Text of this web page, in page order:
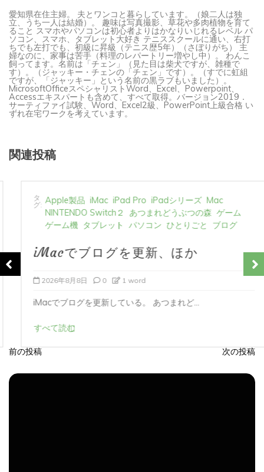
愛知県在住主婦。 夫とワンコと暮らしています。（娘二人は独
立、うち一人は結婚）。 趣味は写真撮影、草花や多肉植物を育て
ること スマホやパソコンは初心者よりはかなりいじれるレベル パ
ソコン、スマホ、タブレット大好き テニススクールに通い、右打
ちでも左打でも、初級に昇級（テニス歴5年）（さぼりがち） 主
婦なのに、家事は苦手（料理のレパートリー増やし中）。 わんこ
飼ってます。名前は「チェン」（見た目は柴犬ですが、雑種で
す）。（ジャッキー・チェンの「チェン」です）。（すでに虹組
ですが、「ジャッキー」という名前の黒ラブもいました）。
MicrosoftOfficeスペシャリストWord、Excel、Powerpoint、
Accessエキスパートも含めて、すべて取得。バージョン2019．
サーティファイ試験、Word、Excel2級、PowerPoint上級合格 い
ずれ在宅ワークを考えています。
関連投稿
Apple製品 iMac iPad Pro iPadシリーズ
Mac
NINTENDO Switch２
あつまれどうぶつの森
ゲーム
ゲーム機 タブレット パソコン ひとりごと ブログ
iMacでブログを更新、ほか
2026年8月8日 1 word
iMacでブログを更新している。 あつまれど...
すべて読む
投
前の投稿 次の投稿